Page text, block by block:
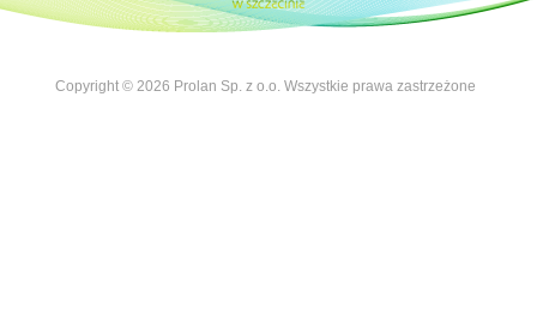
Copyright © 2026 Prolan Sp. z o.o. Wszystkie prawa zastrzeżone